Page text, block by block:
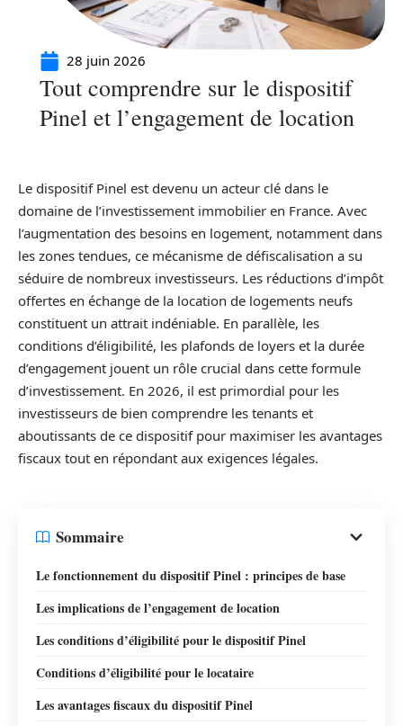
28 juin 2026
Tout comprendre sur le dispositif
Pinel et l’engagement de location
Le dispositif Pinel est devenu un acteur clé dans le
domaine de l’investissement immobilier en France. Avec
l’augmentation des besoins en logement, notamment dans
les zones tendues, ce mécanisme de défiscalisation a su
séduire de nombreux investisseurs. Les réductions d’impôt
offertes en échange de la location de logements neufs
constituent un attrait indéniable. En parallèle, les
conditions d’éligibilité, les plafonds de loyers et la durée
d’engagement jouent un rôle crucial dans cette formule
d’investissement. En 2026, il est primordial pour les
investisseurs de bien comprendre les tenants et
aboutissants de ce dispositif pour maximiser les avantages
fiscaux tout en répondant aux exigences légales.
Sommaire
Le fonctionnement du dispositif Pinel : principes de base
Les implications de l’engagement de location
Les conditions d’éligibilité pour le dispositif Pinel
Conditions d’éligibilité pour le locataire
Les avantages fiscaux du dispositif Pinel